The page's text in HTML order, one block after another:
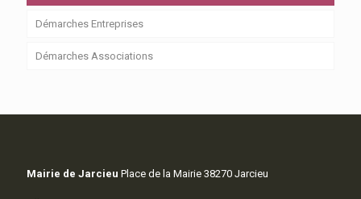
Démarches Entreprises
Démarches Associations
Mairie de Jarcieu Place de la Mairie 38270 Jarcieu